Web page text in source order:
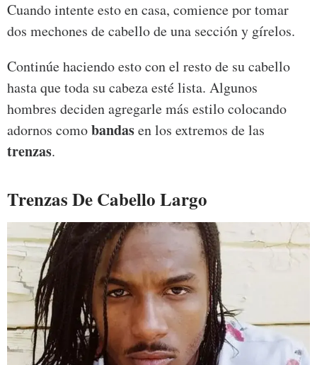
Cuando intente esto en casa, comience por tomar
dos mechones de cabello de una sección y gírelos.
Continúe haciendo esto con el resto de su cabello
hasta que toda su cabeza esté lista. Algunos
hombres deciden agregarle más estilo colocando
adornos comobandasen los extremos de las
trenzas.
Trenzas De Cabello Largo